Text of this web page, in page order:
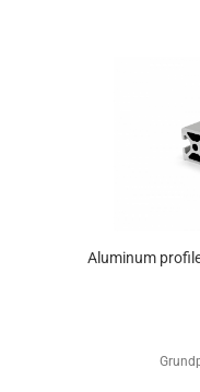
Aluminum